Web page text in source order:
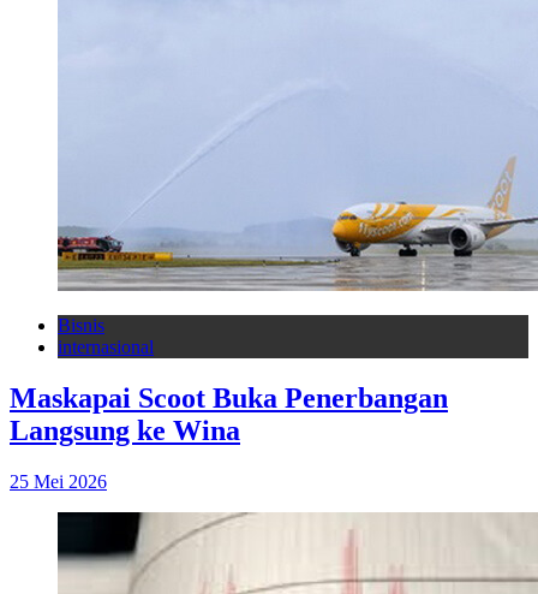
Bisnis
internasional
Maskapai Scoot Buka Penerbangan
Langsung ke Wina
25 Mei 2026